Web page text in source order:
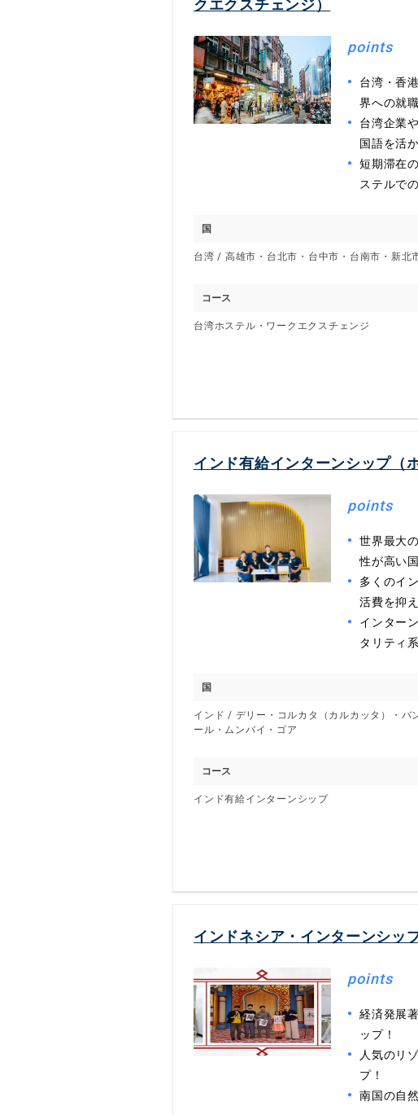
クエクスチェンジ）
points
台湾・香
界への就
台湾企業
国語を活
短期滞在
ステルで
国
台湾 / 高雄市・台北市・台中市・台南市・新北
コース
台湾ホステル・ワークエクスチェンジ
インド有給インターンシップ（
points
世界最大
性が高い
多くのイ
活費を抑
インター
タリティ
国
インド / デリー・コルカタ（カルカッタ）・バ
ール・ムンバイ・ゴア
コース
インド有給インターンシップ
インドネシア・インターンシッ
points
経済発展
ップ！
人気のリ
プ！
南国の自